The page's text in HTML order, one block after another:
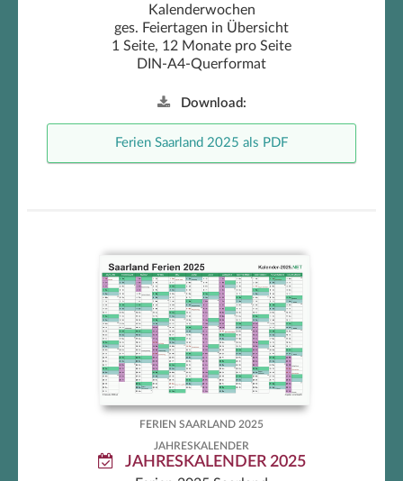
Kalenderwochen
ges. Feiertagen in Übersicht
1 Seite, 12 Monate pro Seite
DIN-A4-Querformat
Download:
Ferien Saarland 2025 als PDF
Kalender mit Ferien Saarland
FERIEN SAARLAND 2025
JAHRESKALENDER
JAHRESKALENDER 2025